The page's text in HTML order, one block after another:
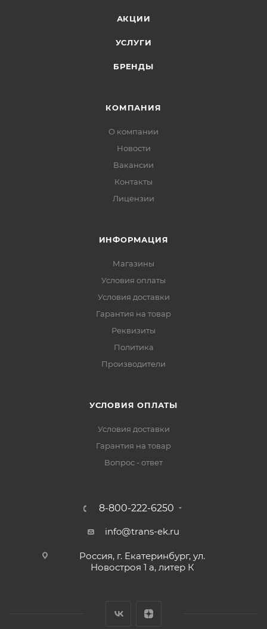
АКЦИИ
УСЛУГИ
БРЕНДЫ
КОМПАНИЯ
О компании
Новости
Вакансии
Контакты
Лицензии
ИНФОРМАЦИЯ
Магазины
Условия оплаты
Условия доставки
Гарантия на товар
Реквизиты
Политика
Производители
УСЛОВИЯ ОПЛАТЫ
Условия доставки
Гарантия на товар
Вопрос - ответ
8-800-222-6250
info@trans-ek.ru
Россия, г. Екатеринбург, ул.
Новостроя 1 а, литер К